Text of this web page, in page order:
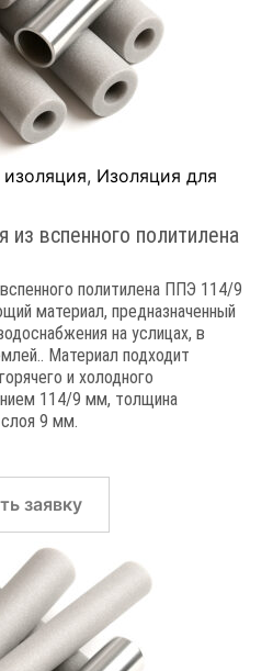
, Изоляция для
из вспенного политилена
политилена ППЭ 114/9
материал, предназначенный
на услицах, в
Материал подходит
и холодного
114/9 мм, толщина
слоя 9 мм.
заявку